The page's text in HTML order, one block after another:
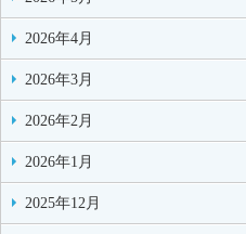
2026年4月
2026年3月
2026年2月
2026年1月
2025年12月